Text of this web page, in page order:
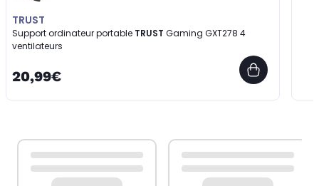
TRUST
Support ordinateur portable TRUST
ventilateurs
20,99€